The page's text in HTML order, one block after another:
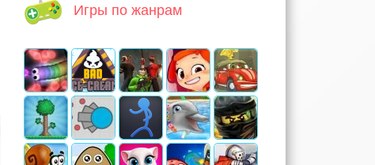
Игры по жанрам